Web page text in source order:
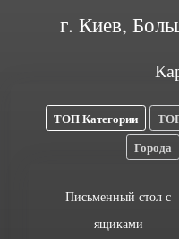
г. Киев,
ТОП Категории
Города
Письменный стол с
ящиками